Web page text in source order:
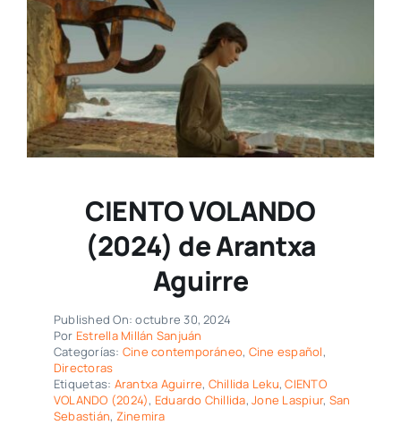
CIENTO VOLANDO
(2024) de Arantxa
Aguirre
Published On: octubre 30, 2024
Por Estrella Millán Sanjuán
Categorías: Cine contemporáneo, Cine español,
Directoras
Etiquetas: Arantxa Aguirre, Chillida Leku,CIENTO
VOLANDO (2024), Eduardo Chillida,Jone Laspiur, San
Sebastián, Zinemira